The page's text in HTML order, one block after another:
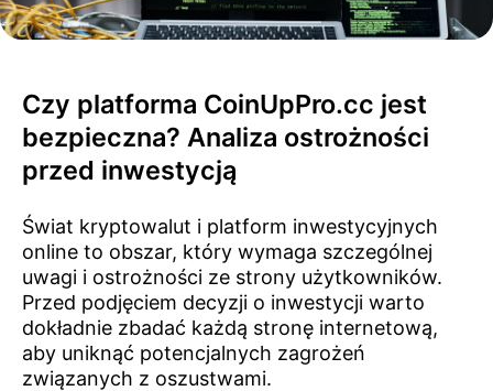
Czy platforma CoinUpPro.cc jest
bezpieczna? Analiza ostrożności
przed inwestycją
Świat kryptowalut i platform inwestycyjnych
online to obszar, który wymaga szczególnej
uwagi i ostrożności ze strony użytkowników.
Przed podjęciem decyzji o inwestycji warto
dokładnie zbadać każdą stronę internetową,
aby uniknąć potencjalnych zagrożeń
związanych z oszustwami.